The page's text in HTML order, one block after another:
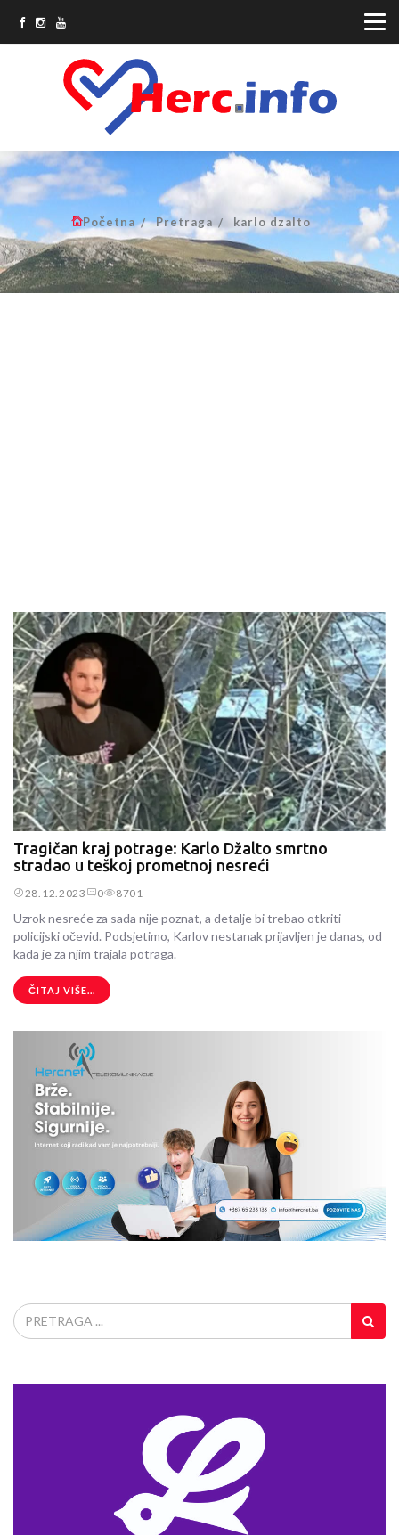
Početna Pretraga karlo dzalto
Tragičan kraj potrage: Karlo Džalto smrtno
stradao u teškoj prometnoj nesreći
28.12.2023 0 8701
Uzrok nesreće za sada nije poznat, a detalje bi trebao otkriti
policijski očevid. Podsjetimo, Karlov nestanak prijavljen je danas, od
kada je za njim trajala potraga.
ČITAJ VIŠE...